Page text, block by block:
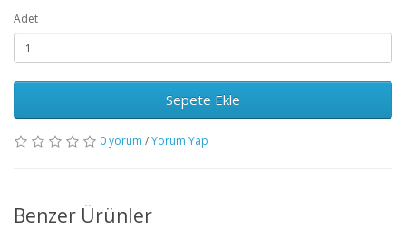
Adet
Sepete Ekle
0 yorum /Yorum Yap
Benzer Ürünler